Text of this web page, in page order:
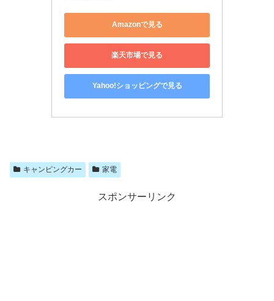
Amazonで見る
楽天市場で見る
Yahoo!ショッピングで見る
キャンピングカー 家電
スポンサーリンク